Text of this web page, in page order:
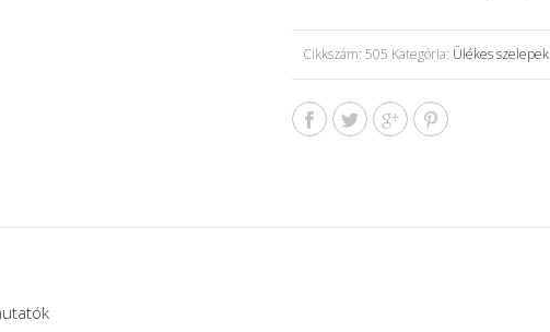
Cikkszám: 505 Kategória: Ülékes szelepek